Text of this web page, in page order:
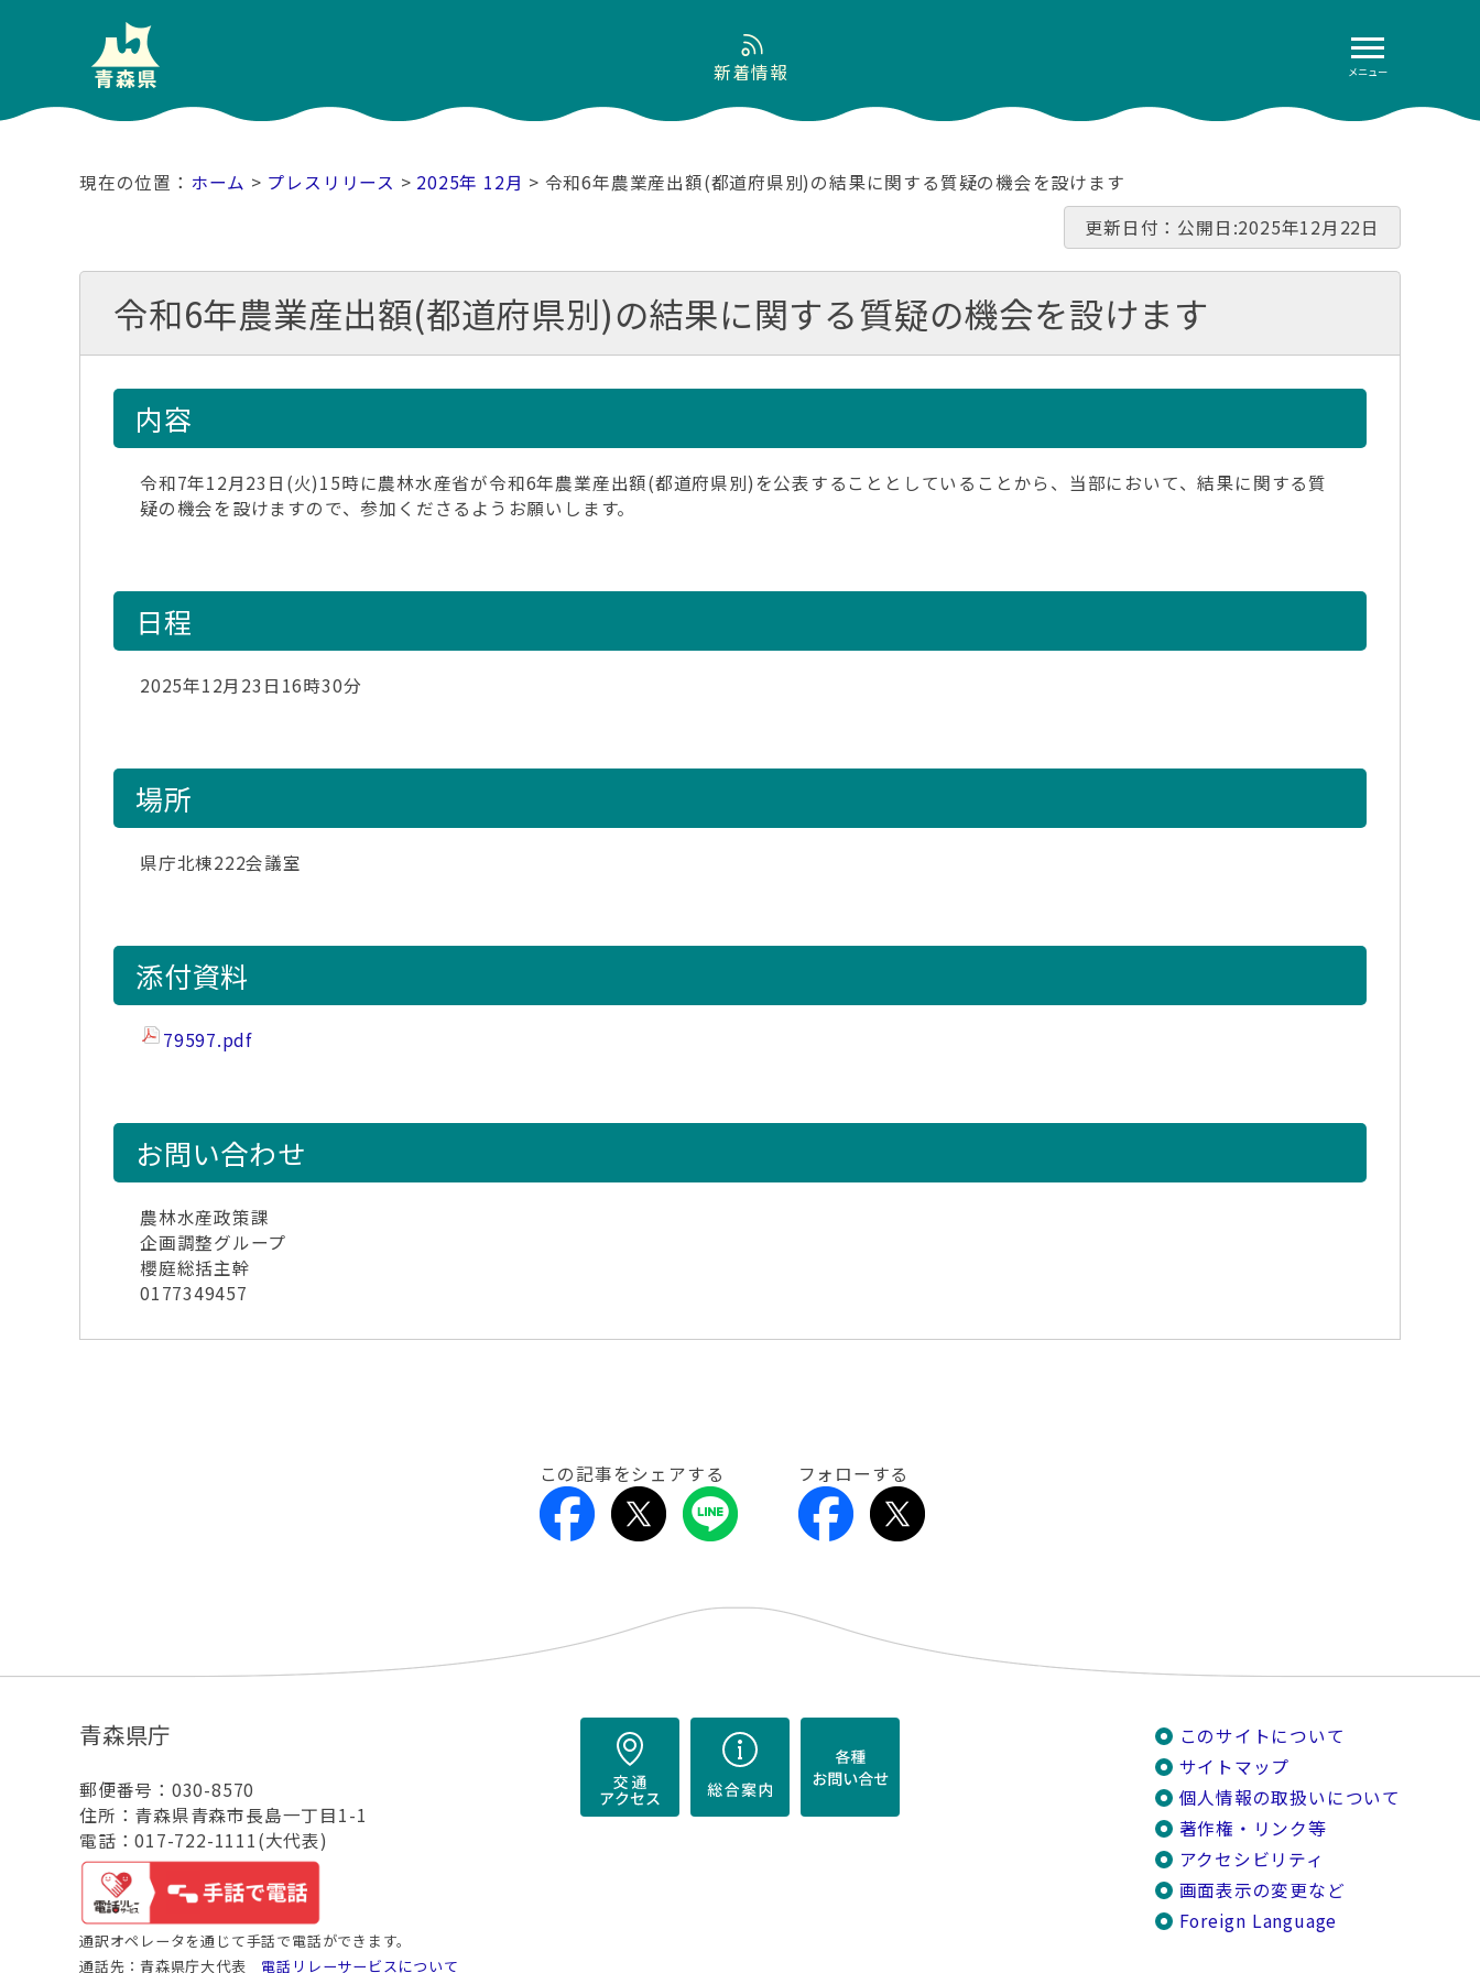
メニュー
新着情報
ホーム > プレスリリース > 2025年 12月 > 令和6年農業産出額(都道府県別)の結果に関する質疑の機会を設けます
更新日付：公開日:2025年12月22日
令和6年農業産出額(都道府県別)の結果に関する質疑の機会を設けます
内容
令和7年12月23日(火)15時に農林水産省が令和6年農業産出額(都道府県別)を公表することとしていることから、当部において、結果に関する質
疑の機会を設けますので、参加くださるようお願いします。
日程
2025年12月23日16時30分
場所
県庁北棟222会議室
添付資料
79597.pdf
お問い合わせ
農林水産政策課
企画調整グループ
櫻庭総括主幹
0177349457
この記事をシェアする フォローする
青森県庁
郵便番号：030-8570
住所：青森県青森市長島一丁目1-1
電話：017-722-1111(大代表)
通訳オペレータを通じて手話で電話ができます。
通話先：青森県庁大代表 電話リレーサービスについて
このサイトについて
サイトマップ
個人情報の取扱いについて
著作権・リンク等
アクセシビリティ
画面表示の変更など
Foreign Language